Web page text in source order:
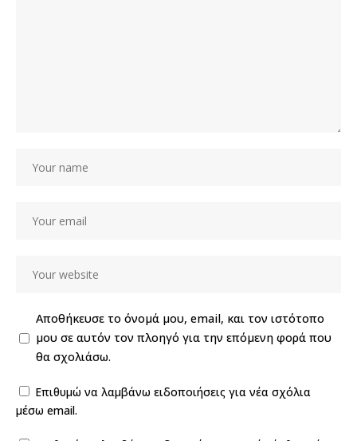
Αποθήκευσε το όνομά μου, email, και τον ιστότοπο
μου σε αυτόν τον πλοηγό για την επόμενη φορά που
θα σχολιάσω.
Επιθυμώ να λαμβάνω ειδοποιήσεις για νέα σχόλια
μέσω email.